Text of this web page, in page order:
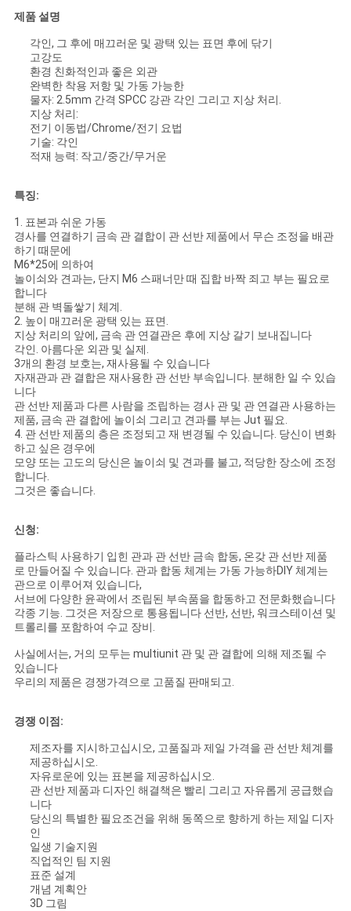
정
책
제품 설명
각인, 그 후에 매끄러운 및 광택 있는 표면 후에 닦기
고강도
환경 친화적인과 좋은 외관
완벽한 착용 저항 및 가동 가능한
물자: 2.5mm 간격 SPCC 강관 각인 그리고 지상 처리.
지상 처리:
전기 이동법/Chrome/전기 요법
기술: 각인
적재 능력: 작고/중간/무거운
특징:
1. 표본과 쉬운 가동
경사를 연결하기 금속 관 결합이 관 선반 제품에서 무슨 조정을 배관
하기 때문에
M6*25에 의하여
놀이쇠와 견과는, 단지 M6 스패너만 때 집합 바짝 죄고 부는 필요로
합니다
분해 관 벽돌쌓기 체계.
2. 높이 매끄러운 광택 있는 표면.
지상 처리의 앞에, 금속 관 연결관은 후에 지상 갈기 보내집니다
각인. 아름다운 외관 및 실제.
3개의 환경 보호는, 재사용될 수 있습니다
자재관과 관 결합은 재사용한 관 선반 부속입니다. 분해한 일 수 있습
니다
관 선반 제품과 다른 사람을 조립하는 경사 관 및 관 연결관 사용하는
제품, 금속 관 결합에 놀이쇠 그리고 견과를 부는 Jut 필요.
4. 관 선반 제품의 층은 조정되고 재 변경될 수 있습니다. 당신이 변화
하고 싶은 경우에
모양 또는 고도의 당신은 놀이쇠 및 견과를 불고, 적당한 장소에 조정
합니다.
그것은 좋습니다.
신청:
플라스틱 사용하기 입힌 관과 관 선반 금속 합동, 온갖 관 선반 제품
로 만들어질 수 있습니다. 관과 합동 체계는 가동 가능하DIY 체계는
관으로 이루어져 있습니다,
서브에 다양한 윤곽에서 조립된 부속품을 합동하고 전문화했습니다
각종 기능. 그것은 저장으로 통용됩니다 선반, 선반, 워크스테이션 및
트롤리를 포함하여 수교 장비.
사실에서는, 거의 모두는 multiunit 관 및 관 결합에 의해 제조될 수
있습니다
우리의 제품은 경쟁가격으로 고품질 판매되고.
경쟁 이점:
제조자를 지시하고십시오, 고품질과 제일 가격을 관 선반 체계를
제공하십시오.
자유로운에 있는 표본을 제공하십시오.
관 선반 제품과 디자인 해결책은 빨리 그리고 자유롭게 공급했습
니다
당신의 특별한 필요조건을 위해 동쪽으로 향하게 하는 제일 디자
인
일생 기술지원
직업적인 팀 지원
표준 설계
개념 계획안
3D 그림